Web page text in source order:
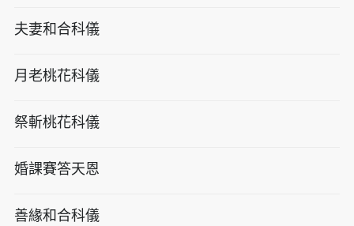
夫妻和合科儀
月老桃花科儀
祭斬桃花科儀
婚課賽答天恩
善緣和合科儀